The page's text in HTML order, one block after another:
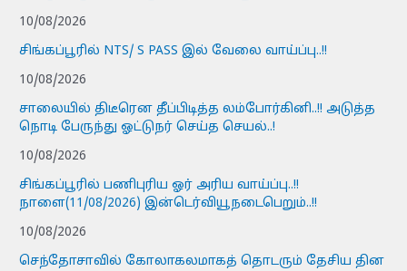
10/08/2026
சிங்கப்பூரில் NTS/ S PASS இல் வேலை வாய்ப்பு..!!
10/08/2026
சாலையில் திடீரென தீப்பிடித்த லம்போர்கினி..!! அடுத்த
நொடி பேருந்து ஓட்டுநர் செய்த செயல்..!
10/08/2026
சிங்கப்பூரில் பணிபுரிய ஓர் அரிய வாய்ப்பு..!!
நாளை(11/08/2026) இன்டெர்வியூநடைபெறும்..!!
10/08/2026
செந்தோசாவில் கோலாகலமாகத் தொடரும் தேசிய தின